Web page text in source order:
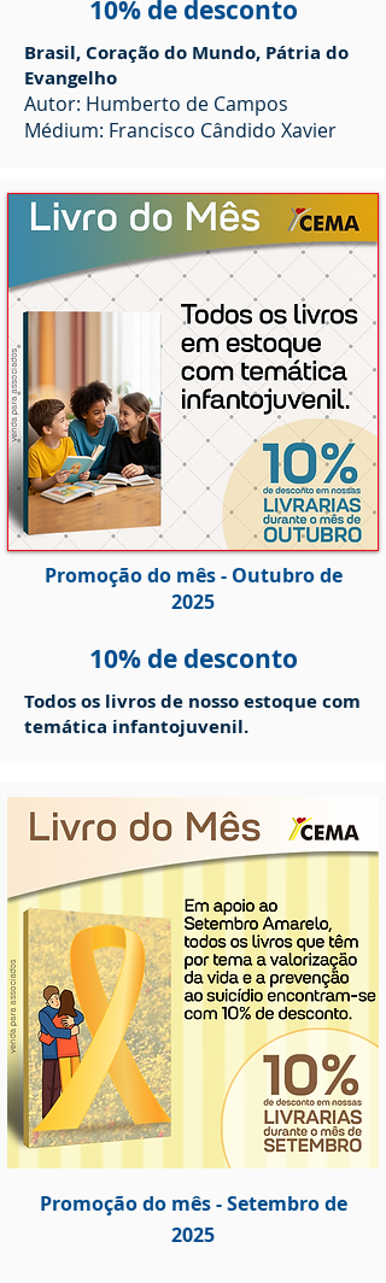
10% de desconto
Brasil, Coração do Mundo, Pátria do
Evangelho
Autor: Humberto de Campos
Médium: Francisco Cândido Xavier
Promoção do mês - Outubro de
2025
10% de desconto
Todos os livros de nosso estoque com
temática infantojuvenil.
Promoção do mês - Setembro de
2025